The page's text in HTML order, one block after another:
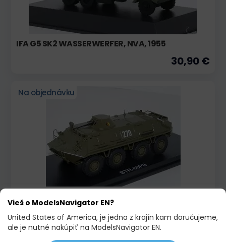
IFA G5 SK2 WASSERWERFER, NVA, 1955
30,90 €
Na objednávku
62,90 €
Vieš o ModelsNavigator EN?
United States of America, je jedna z krajín kam doručujeme,
ale je nutné nakúpiť na ModelsNavigator EN.